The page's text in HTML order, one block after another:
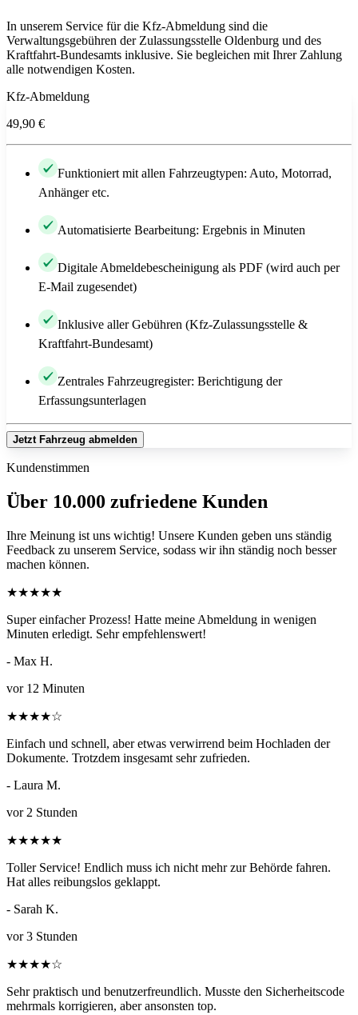
In unserem Service für die Kfz-Abmeldung sind die
Verwaltungsgebühren der Zulassungsstelle Oldenburg und des
Kraftfahrt-Bundesamts inklusive. Sie begleichen mit Ihrer Zahlung
alle notwendigen Kosten.
Kfz-Abmeldung
49,90 €
Funktioniert mit allen Fahrzeugtypen: Auto, Motorrad,
Anhänger etc.
Automatisierte Bearbeitung: Ergebnis in Minuten
Digitale Abmeldebescheinigung als PDF (wird auch per
E-Mail zugesendet)
Inklusive aller Gebühren (Kfz-Zulassungsstelle &
Kraftfahrt-Bundesamt)
Zentrales Fahrzeugregister: Berichtigung der
Erfassungsunterlagen
Jetzt Fahrzeug abmelden
Kundenstimmen
Über 10.000 zufriedene Kunden
Ihre Meinung ist uns wichtig! Unsere Kunden geben uns ständig
Feedback zu unserem Service, sodass wir ihn ständig noch besser
machen können.
★★★★★
Super einfacher Prozess! Hatte meine Abmeldung in wenigen
Minuten erledigt. Sehr empfehlenswert!
- Max H.
vor 12 Minuten
★★★★☆
Einfach und schnell, aber etwas verwirrend beim Hochladen der
Dokumente. Trotzdem insgesamt sehr zufrieden.
- Laura M.
vor 2 Stunden
★★★★★
Toller Service! Endlich muss ich nicht mehr zur Behörde fahren.
Hat alles reibungslos geklappt.
- Sarah K.
vor 3 Stunden
★★★★☆
Sehr praktisch und benutzerfreundlich. Musste den Sicherheitscode
mehrmals korrigieren, aber ansonsten top.